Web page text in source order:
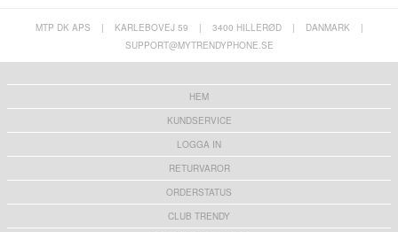
MTP DK APS | KARLEBOVEJ 59 | 3400 HILLERØD | DANMARK
|
SUPPORT@MYTRENDYPHONE.SE
HEM
KUNDSERVICE
LOGGA IN
RETURVAROR
ORDERSTATUS
CLUB TRENDY